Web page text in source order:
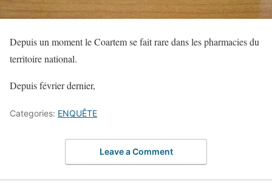
Depuis un moment le Coartem se fait rare dans les pharmacies du
territoire national.
Depuis février dernier,
Categories: ENQUÊTE
Leave a Comment